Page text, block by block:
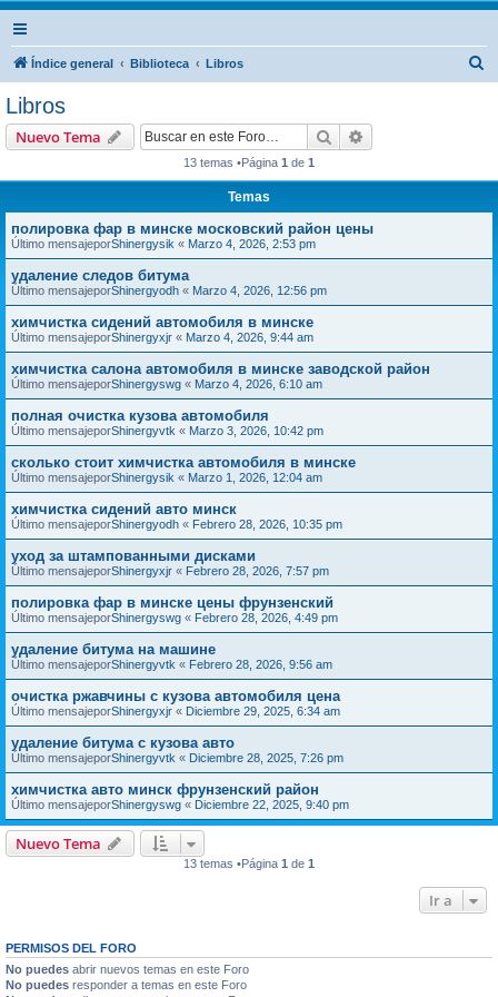
Índice general Biblioteca Libros
Libros
Nuevo Tema Buscar
13 temas •Página 1 de 1
Temas
полировка фар в минске московский район цены
Último mensajeporShinergysik « Marzo 4, 2026, 2:53 pm
удаление следов битума
Último mensajeporShinergyodh « Marzo 4, 2026, 12:56 pm
химчистка сидений автомобиля в минске
Último mensajeporShinergyxjr « Marzo 4, 2026, 9:44 am
химчистка салона автомобиля в минске заводской район
Último mensajeporShinergyswg « Marzo 4, 2026, 6:10 am
полная очистка кузова автомобиля
Último mensajeporShinergyvtk « Marzo 3, 2026, 10:42 pm
сколько стоит химчистка автомобиля в минске
Último mensajeporShinergysik « Marzo 1, 2026, 12:04 am
химчистка сидений авто минск
Último mensajeporShinergyodh « Febrero 28, 2026, 10:35 pm
уход за штампованными дисками
Último mensajeporShinergyxjr « Febrero 28, 2026, 7:57 pm
полировка фар в минске цены фрунзенский
Último mensajeporShinergyswg « Febrero 28, 2026, 4:49 pm
удаление битума на машине
Último mensajeporShinergyvtk « Febrero 28, 2026, 9:56 am
очистка ржавчины с кузова автомобиля цена
Último mensajeporShinergyxjr « Diciembre 29, 2025, 6:34 am
удаление битума с кузова авто
Último mensajeporShinergyvtk « Diciembre 28, 2025, 7:26 pm
химчистка авто минск фрунзенский район
Último mensajeporShinergyswg « Diciembre 22, 2025, 9:40 pm
Nuevo Tema
13 temas •Página 1 de 1
Ir a
PERMISOS DEL FORO
No puedes abrir nuevos temas en este Foro
No puedes responder a temas en este Foro